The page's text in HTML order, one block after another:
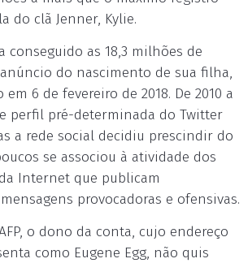
do clã Jenner, Kylie.
conseguido as 18,3 milhões de
do nascimento de sua filha,
6 de fevereiro de 2018. De 2010 a
perfil pré-determinada do Twitter
a rede social decidiu prescindir do
se associou à atividade dos
Internet que publicam
provocadoras e ofensivas.
o dono da conta, cujo endereço
como Eugene Egg, não quis